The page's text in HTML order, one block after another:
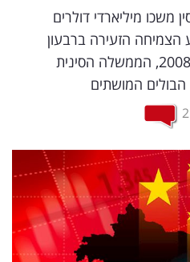
משכו מיליארדי דולרים
הזעירה ברבעון
האחרון, לראשונה מאז שנת 2008, הממשלה הסינית
המושתים